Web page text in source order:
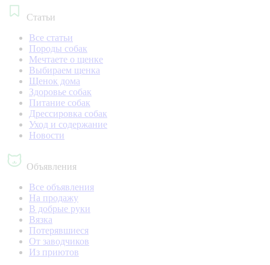
Статьи
Все статьи
Породы собак
Мечтаете о щенке
Выбираем щенка
Щенок дома
Здоровье собак
Питание собак
Дрессировка собак
Уход и содержание
Новости
Объявления
Все объявления
На продажу
В добрые руки
Вязка
Потерявшиеся
От заводчиков
Из приютов